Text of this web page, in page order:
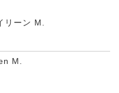
リーン M.
M.